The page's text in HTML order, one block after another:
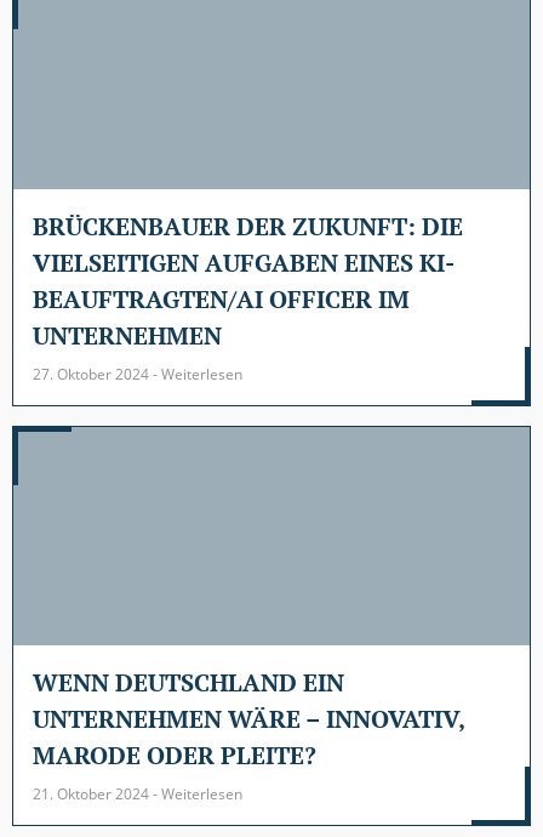
BRÜCKENBAUER DER ZUKUNFT: DIE
VIELSEITIGEN AUFGABEN EINES KI-
BEAUFTRAGTEN/AI OFFICER IM
UNTERNEHMEN
27. Oktober 2024 - Weiterlesen
WENN DEUTSCHLAND EIN
UNTERNEHMEN WÄRE – INNOVATIV,
MARODE ODER PLEITE?
21. Oktober 2024 - Weiterlesen